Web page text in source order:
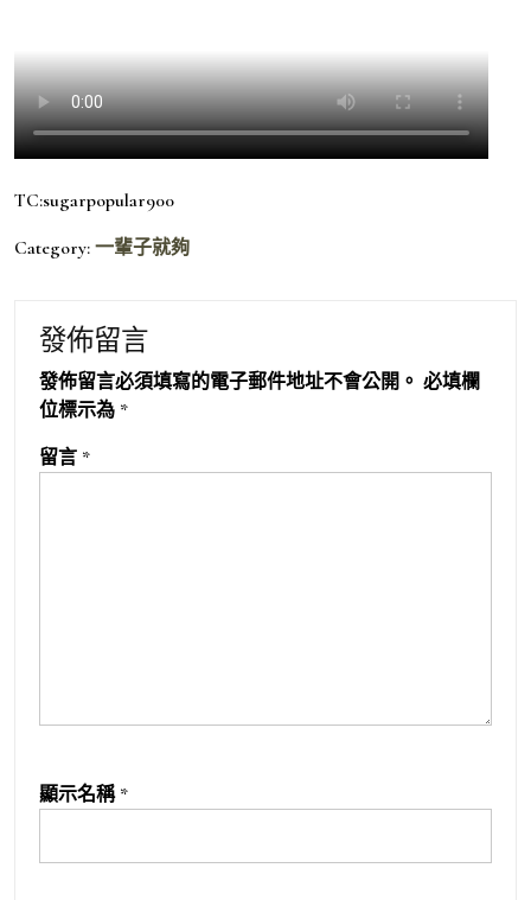
TC:sugarpopular900
Category: 一輩子就夠
發佈留言
發佈留言必須填寫的電子郵件地址不會公開。 必填欄
位標示為 *
留言 *
顯示名稱 *